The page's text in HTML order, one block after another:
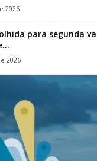
2026
para segunda
2026